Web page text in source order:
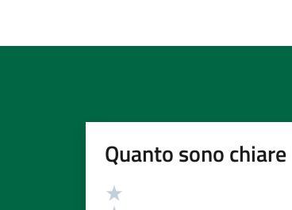
Quanto sono
Valutazione